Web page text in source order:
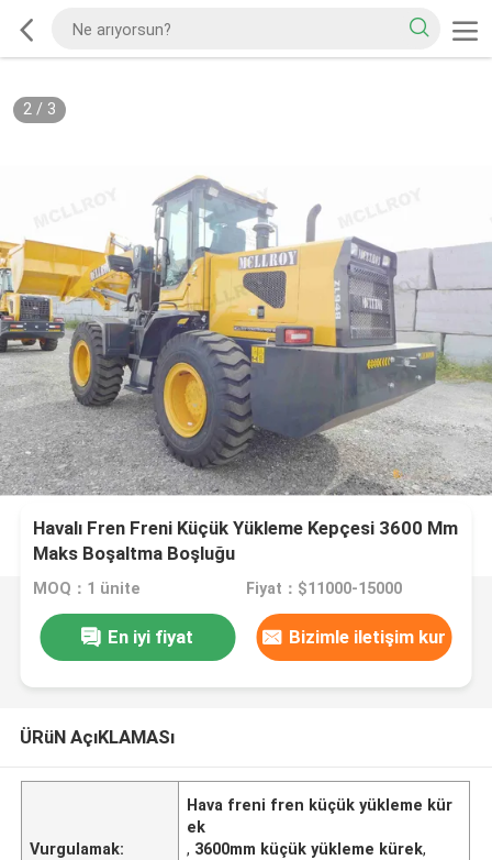
2/ 3
Havalı Fren Freni Küçük Yükleme Kepçesi 3600 Mm
Maks Boşaltma Boşluğu
MOQ：1 ünite Fiyat：$11000-15000
En iyi fiyat Bizimle iletişim kur
ÜRüN AçıKLAMASı
Vurgulamak:
Hava freni fren küçük yükleme kür
ek
, 3600mm küçük yükleme kürek,